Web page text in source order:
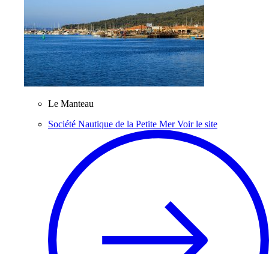
Le Manteau
Société Nautique de la Petite MerVoir le site